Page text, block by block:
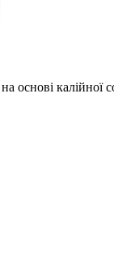
основі калійної